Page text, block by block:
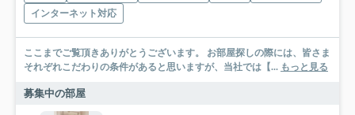
インターネット対応
ここまでご覧頂きありがとうございます。 お部屋探しの際には、皆さま
それぞれこだわりの条件があると思いますが、当社では【... もっと見る
募集中の部屋